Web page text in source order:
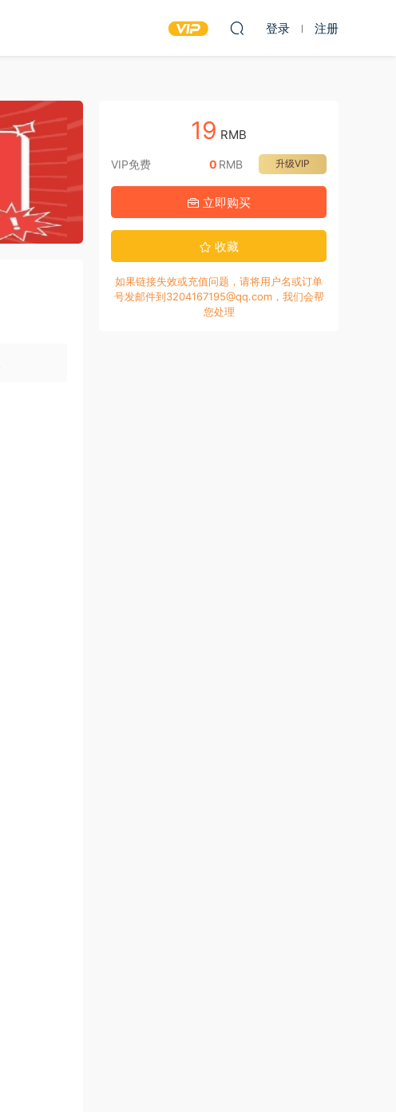
登录 注册
19 RMB
VIP免费 升级VIP
0 RMB
立即购买
收藏
如果链接失效或充值问题，请将用户名或订单
号发邮件到3204167195@qq.com，我们会帮
您处理